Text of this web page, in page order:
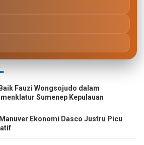
Fauzi Wongsojudo dalam
Sumenep Kepulauan
Ekonomi Dasco Justru Picu